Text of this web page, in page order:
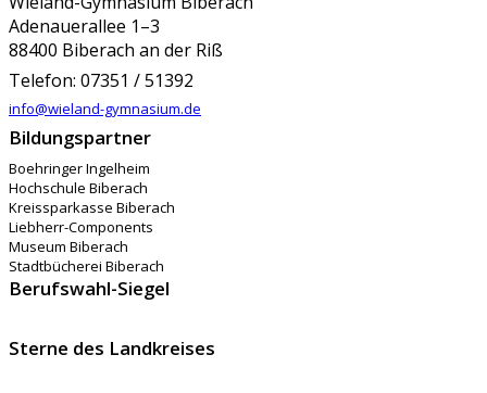
Adenauerallee 1–3
88400 Biberach an der Riß
Telefon: 07351 / 51392
info@wieland-gymnasium.de
Bildungspartner
Boehringer Ingelheim
Hochschule Biberach
Kreissparkasse Biberach
Liebherr-Components
Museum Biberach
Stadtbücherei Biberach
Berufswahl-Siegel
Sterne des Landkreises